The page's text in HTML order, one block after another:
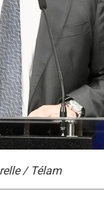
/ Télam